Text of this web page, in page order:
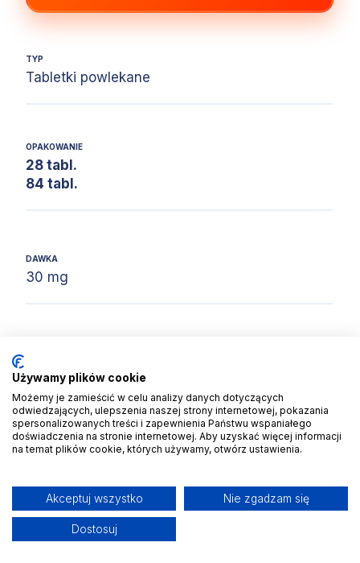
TYP
Tabletki powlekane
OPAKOWANIE
28 tabl.
84 tabl.
DAWKA
30 mg
INNA NAZWA LEKU
Cinacalcetum
TYP LEKU (LUDZKI/ZWIERZĘCY)
ludzki
Używamy plików cookie
Możemy je zamieścić w celu analizy danych dotyczących
odwiedzających, ulepszenia naszej strony internetowej, pokazania
spersonalizowanych treści i zapewnienia Państwu wspaniałego
doświadczenia na stronie internetowej. Aby uzyskać więcej informacji
na temat plików cookie, których używamy, otwórz ustawienia.
Akceptuj wszystko Nie zgadzam się
Dostosuj